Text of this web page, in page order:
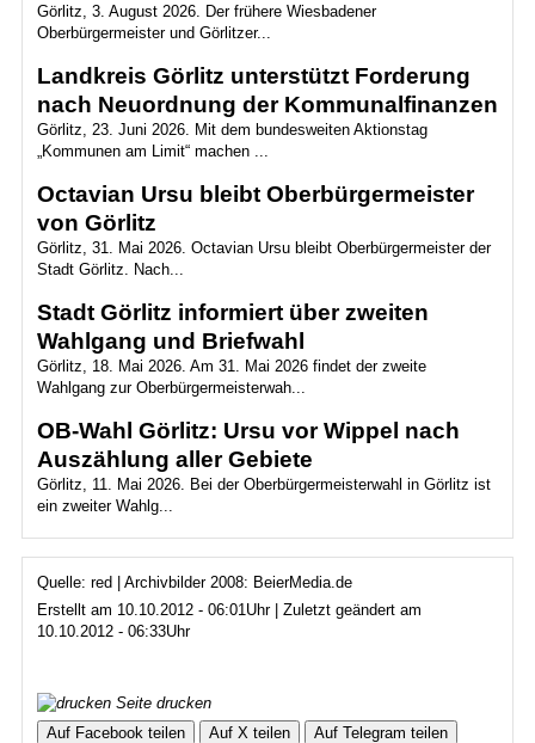
Görlitz, 3. August 2026. Der frühere Wiesbadener
Oberbürgermeister und Görlitzer...
Landkreis Görlitz unterstützt Forderung
nach Neuordnung der Kommunalfinanzen
Görlitz, 23. Juni 2026. Mit dem bundesweiten Aktionstag
„Kommunen am Limit“ machen ...
Octavian Ursu bleibt Oberbürgermeister
von Görlitz
Görlitz, 31. Mai 2026. Octavian Ursu bleibt Oberbürgermeister der
Stadt Görlitz. Nach...
Stadt Görlitz informiert über zweiten
Wahlgang und Briefwahl
Görlitz, 18. Mai 2026. Am 31. Mai 2026 findet der zweite
Wahlgang zur Oberbürgermeisterwah...
OB-Wahl Görlitz: Ursu vor Wippel nach
Auszählung aller Gebiete
Görlitz, 11. Mai 2026. Bei der Oberbürgermeisterwahl in Görlitz ist
ein zweiter Wahlg...
Quelle: red | Archivbilder 2008: BeierMedia.de
Erstellt am 10.10.2012 - 06:01Uhr | Zuletzt geändert am
10.10.2012 - 06:33Uhr
Seite drucken
Auf Facebook teilen
Auf X teilen
Auf Telegram teilen